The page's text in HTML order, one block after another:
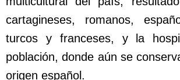
cartagineses, romanos,
turcos y franceses, y la
población, donde aún se
origen español.